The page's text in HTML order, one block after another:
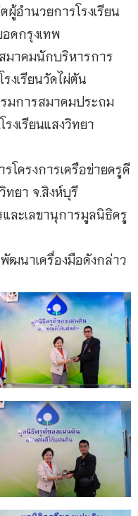
อำนวยการโรงเรียน
ดกรุงเทพ
มาคมนักบริหารการ
งเรียนวัดไผ่ตัน
มการสมาคมประถม
งเรียนแสงวิทยา
โครงการเครือข่ายครูดี
ทยา จ.สิงห์บุรี
ะเลขานุการมูลนิธิครู
นาเครื่องมือดังกล่าว